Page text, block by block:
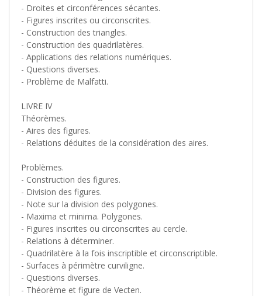
- Droites et circonférences sécantes.
- Figures inscrites ou circonscrites.
- Construction des triangles.
- Construction des quadrilatères.
- Applications des relations numériques.
- Questions diverses.
- Problème de Malfatti.
LIVRE IV
Théorèmes.
- Aires des figures.
- Relations déduites de la considération des aires.
Problèmes.
- Construction des figures.
- Division des figures.
- Note sur la division des polygones.
- Maxima et minima. Polygones.
- Figures inscrites ou circonscrites au cercle.
- Relations à déterminer.
- Quadrilatère à la fois inscriptible et circonscriptible.
- Surfaces à périmètre curviligne.
- Questions diverses.
- Théorème et figure de Vecten.